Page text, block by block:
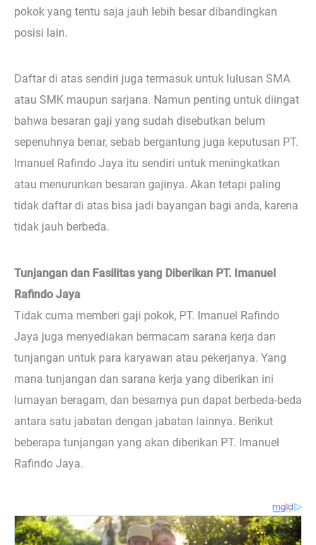
pokok yang tentu saja jauh lebih besar dibandingkan
posisi lain.
Daftar di atas sendiri juga termasuk untuk lulusan SMA
atau SMK maupun sarjana. Namun penting untuk diingat
bahwa besaran gaji yang sudah disebutkan belum
sepenuhnya benar, sebab bergantung juga keputusan PT.
Imanuel Rafindo Jaya itu sendiri untuk meningkatkan
atau menurunkan besaran gajinya. Akan tetapi paling
tidak daftar di atas bisa jadi bayangan bagi anda, karena
tidak jauh berbeda.
Tunjangan dan Fasilitas yang Diberikan PT. Imanuel
Rafindo Jaya
Tidak cuma memberi gaji pokok, PT. Imanuel Rafindo
Jaya juga menyediakan bermacam sarana kerja dan
tunjangan untuk para karyawan atau pekerjanya. Yang
mana tunjangan dan sarana kerja yang diberikan ini
lumayan beragam, dan besarnya pun dapat berbeda-beda
antara satu jabatan dengan jabatan lainnya. Berikut
beberapa tunjangan yang akan diberikan PT. Imanuel
Rafindo Jaya.